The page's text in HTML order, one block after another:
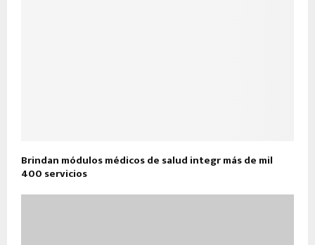
Brindan módulos médicos de salud integr más de mil
400 servicios